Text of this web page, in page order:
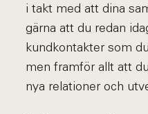
i takt med att dina
gärna att du redan
kundkontakter som
men framför allt att
nya relationer och